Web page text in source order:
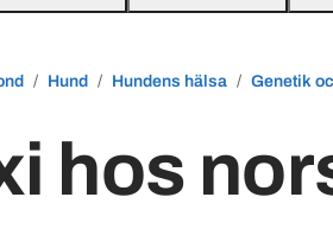
Hund Hundens hälsa Genetik
hos